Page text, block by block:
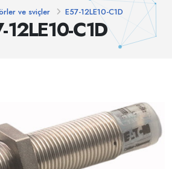
C1D
ve sviçler E57-12LE10-C1D